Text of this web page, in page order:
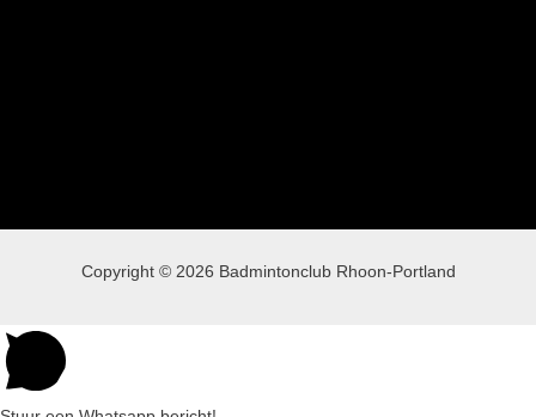
Copyright © 2026 Badmintonclub Rhoon-Portland